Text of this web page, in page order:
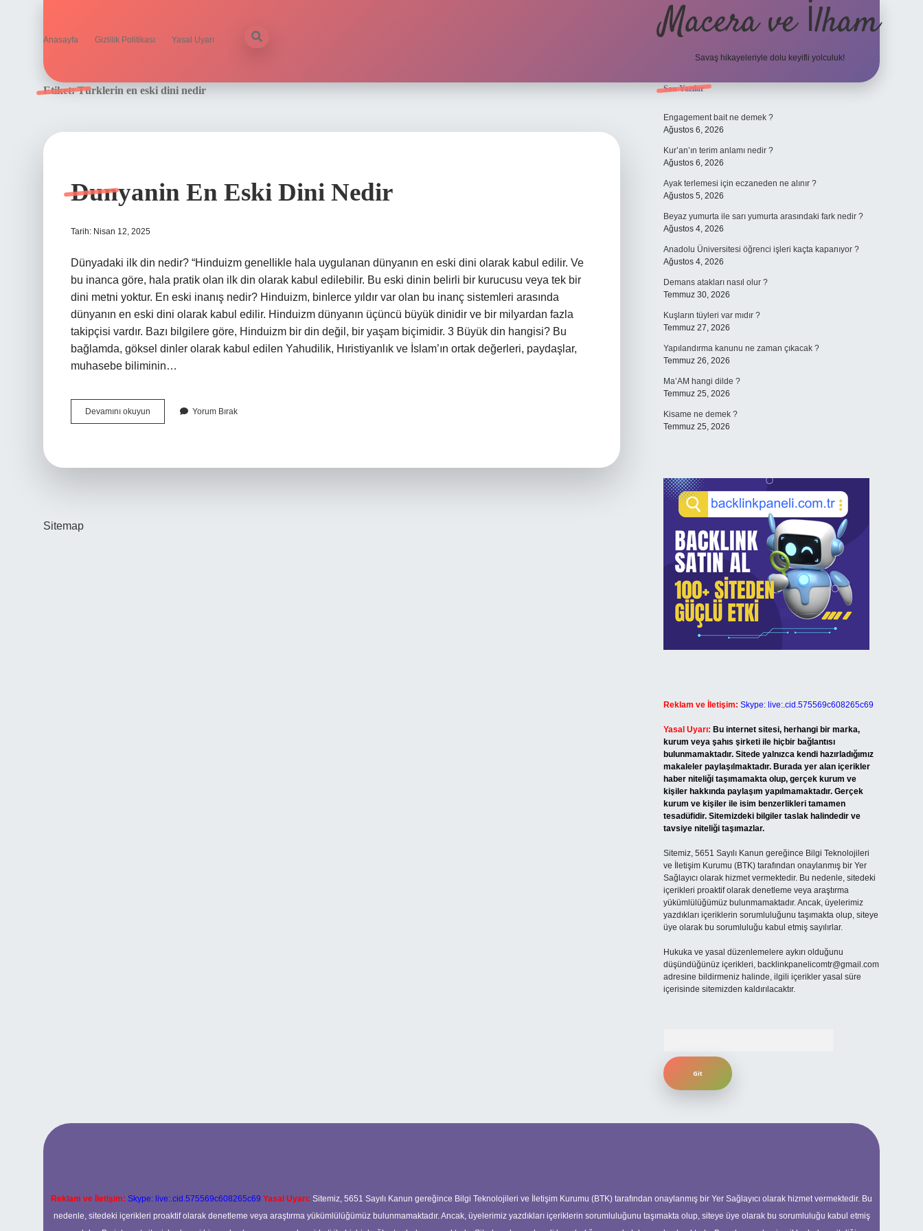
Anasayfa Gizlilik Politikası Yasal Uyarı Macera ve İlham
Savaş hikayeleriyle dolu keyifli yolculuk!
Etiket:Türklerin en eski dini nedir
Dunyanin En Eski Dini Nedir
Tarih: Nisan 12, 2025
Dünyadaki ilk din nedir? “Hinduizm genellikle hala uygulanan dünyanın en eski dini olarak kabul edilir. Ve
bu inanca göre, hala pratik olan ilk din olarak kabul edilebilir. Bu eski dinin belirli bir kurucusu veya tek bir
dini metni yoktur. En eski inanış nedir? Hinduizm, binlerce yıldır var olan bu inanç sistemleri arasında
dünyanın en eski dini olarak kabul edilir. Hinduizm dünyanın üçüncü büyük dinidir ve bir milyardan fazla
takipçisi vardır. Bazı bilgilere göre, Hinduizm bir din değil, bir yaşam biçimidir. 3 Büyük din hangisi? Bu
bağlamda, göksel dinler olarak kabul edilen Yahudilik, Hıristiyanlık ve İslam’ın ortak değerleri, paydaşlar,
muhasebe biliminin…
Devamını okuyun Dunyanin
En
Yorum Bırak
Sitemap
Sidebar
Son Yazılar
Engagement bait ne demek ?
Ağustos 6, 2026
Kur’an’ın terim anlamı nedir ?
Ağustos 6, 2026
Ayak terlemesi için eczaneden ne alınır ?
Ağustos 5, 2026
Beyaz yumurta ile sarı yumurta arasındaki fark nedir ?
Ağustos 4, 2026
Anadolu Üniversitesi öğrenci işleri kaçta kapanıyor ?
Ağustos 4, 2026
Demans atakları nasıl olur ?
Temmuz 30, 2026
Kuşların tüyleri var mıdır ?
Temmuz 27, 2026
Yapılandırma kanunu ne zaman çıkacak ?
Temmuz 26, 2026
Ma’AM hangi dilde ?
Temmuz 25, 2026
Kisame ne demek ?
Temmuz 25, 2026
Reklam ve İletişim: Skype: live:.cid.575569c608265c69
Yasal Uyarı: Bu internet sitesi, herhangi bir marka,
kurum veya şahıs şirketi ile hiçbir bağlantısı
bulunmamaktadır. Sitede yalnızca kendi hazırladığımız
makaleler paylaşılmaktadır. Burada yer alan içerikler
haber niteliği taşımamakta olup, gerçek kurum ve
kişiler hakkında paylaşım yapılmamaktadır. Gerçek
kurum ve kişiler ile isim benzerlikleri tamamen
tesadüfidir. Sitemizdeki bilgiler taslak halindedir ve
tavsiye niteliği taşımazlar.
Sitemiz, 5651 Sayılı Kanun gereğince Bilgi Teknolojileri
ve İletişim Kurumu (BTK) tarafından onaylanmış bir Yer
Sağlayıcı olarak hizmet vermektedir. Bu nedenle, sitedeki
içerikleri proaktif olarak denetleme veya araştırma
yükümlülüğümüz bulunmamaktadır. Ancak, üyelerimiz
yazdıkları içeriklerin sorumluluğunu taşımakta olup, siteye
üye olarak bu sorumluluğu kabul etmiş sayılırlar.
Hukuka ve yasal düzenlemelere aykırı olduğunu
düşündüğünüz içerikleri, backlinkpanelicomtr@gmail.com
adresine bildirmeniz halinde, ilgili içerikler yasal süre
içerisinde sitemizden kaldırılacaktır.
Reklam ve İletişim: Skype: live:.cid.575569c608265c69 Yasal Uyarı: Sitemiz, 5651 Sayılı Kanun gereğince Bilgi Teknolojileri ve İletişim Kurumu (BTK) tarafından onaylanmış bir Yer Sağlayıcı olarak hizmet vermektedir. Bu
nedenle, sitedeki içerikleri proaktif olarak denetleme veya araştırma yükümlülüğümüz bulunmamaktadır. Ancak, üyelerimiz yazdıkları içeriklerin sorumluluğunu taşımakta olup, siteye üye olarak bu sorumluluğu kabul etmiş